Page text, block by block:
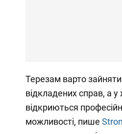
Терезам варто
відкладених справ, а у
відкриються
можливості, пише